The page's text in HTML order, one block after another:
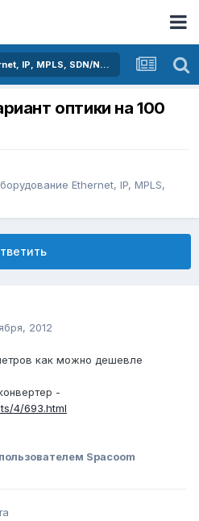
Активное оборудование Ethernet, IP, MPLS, SDN/NFV...
оптики на 100
Ethernet, IP, MPLS,
2012
как можно дешевле
-
4/693.html
пользователем Spacoom